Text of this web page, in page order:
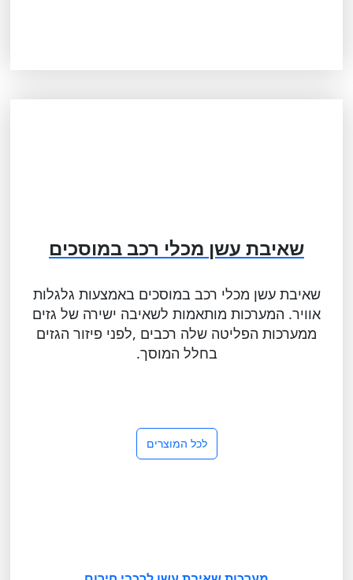
שאיבת עשן מכלי רכב במוסכים
שאיבת עשן מכלי רכב במוסכים באמצעות גלגלות
אוויר. המערכות מותאמות לשאיבה ישירה של גזים
ממערכות הפליטה שלה רכבים ,לפני פיזור הגזים
בחלל המוסך.
לכל המוצרים